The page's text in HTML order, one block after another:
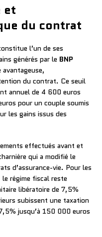
et
du contrat
l’un de ses
générés par le BNP
du contrat. Ce seuil
annuel de 4 600 euros
pour un couple soumis
les gains issus des
effectués avant et
qui a modifié le
d’assurance-vie. Pour les
régime fiscal reste
libératoire de 7,5%
subissent une taxation
jusqu’à 150 000 euros